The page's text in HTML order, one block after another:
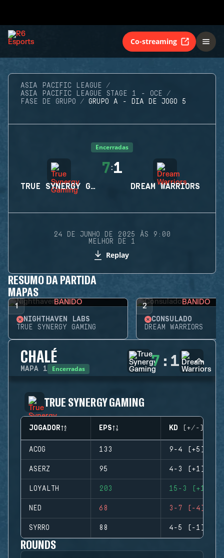
Co-streaming
ASIA PACIFIC LEAGUE
ASIA PACIFIC LEAGUE STAGE 1 - OCE
FASE DE GRUPO
GRUPO A - DIA DE JOGO 5
Encerradas
TRUE SYNERGY GAMING
7:1
DREAM WARRIORS
24 DE JUNHO DE 2025 ÀS 9:00
MELHOR DE 1
Replay
RESUMO DA PARTIDA
MAPAS
1 BANIDO
NIGHTHAVEN LABS
TRUE SYNERGY GAMING
2 BANIDO
CONSULADO
DREAM WARRIORS
CHALÉ
MAPA 1 Encerradas 7 : 1
TRUE SYNERGY GAMING
JOGADOR EPS KD (+/-)
ACOG 133 9-4 (+5)
ASERZ 95 4-3 (+1)
LOYALTH 203 15-3 (+12)
NED 68 3-7 (-4)
SYRRO 88 4-5 (-1)
ROUNDS